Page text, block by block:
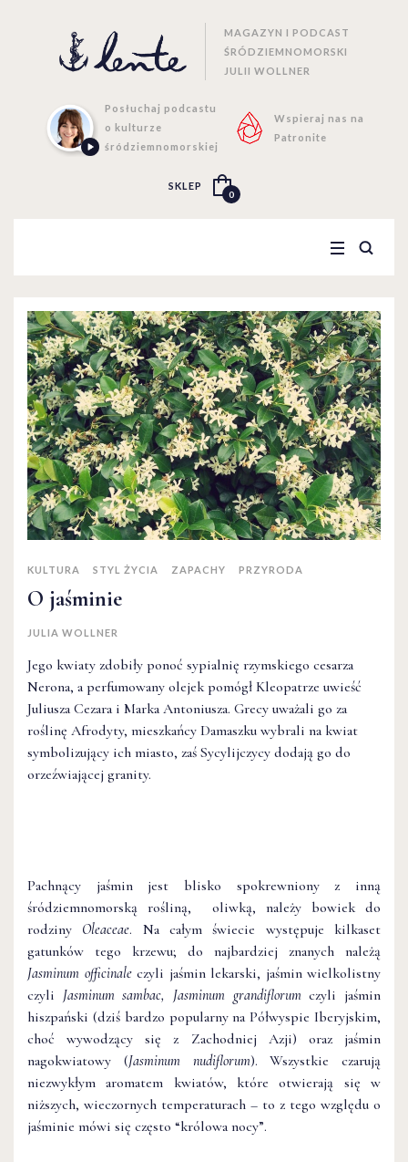
MAGAZYN I PODCAST
ŚRÓDZIEMNOMORSKI
JULII WOLLNER
Posłuchaj podcastu
o kulturze
śródziemnomorskiej
Wspieraj nas na
Patronite
SKLEP
0
KULTURA STYL ŻYCIA ZAPACHY PRZYRODA
O jaśminie
JULIA WOLLNER
Jego kwiaty zdobiły ponoć sypialnię rzymskiego cesarza
Nerona, a perfumowany olejek pomógł Kleopatrze uwieść
Juliusza Cezara i Marka Antoniusza. Grecy uważali go za
roślinę Afrodyty, mieszkańcy Damaszku wybrali na kwiat
symbolizujący ich miasto, zaś Sycylijczycy dodają go do
orzeźwiającej granity.
Pachnący jaśmin jest blisko spokrewniony z inną
śródziemnomorską rośliną, oliwką, należy bowiek do
rodziny Oleaceae. Na całym świecie występuje kilkaset
gatunków tego krzewu; do najbardziej znanych należą
Jasminum officinale czyli jaśmin lekarski, jaśmin wielkolistny
czyli Jasminum sambac, Jasminum grandiflorumczyli jaśmin
hiszpański (dziś bardzo popularny na Półwyspie Iberyjskim,
choć wywodzący się z Zachodniej Azji) oraz jaśmin
nagokwiatowy (Jasminum nudiflorum). Wszystkie czarują
niezwykłym aromatem kwiatów, które otwierają się w
niższych, wieczornych temperaturach – to z tego względu o
jaśminie mówi się często “królowa nocy”.